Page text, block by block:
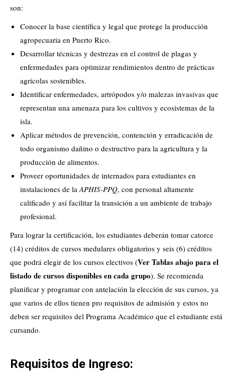
son:
Conocer la base científica y legal que protege la producción
agropecuaria en Puerto Rico.
Desarrollar técnicas y destrezas en el control de plagas y
enfermedades para optimizar rendimientos dentro de prácticas
agrícolas sostenibles.
Identificar enfermedades, artrópodos y/o malezas invasivas que
representan una amenaza para los cultivos y ecosistemas de la
isla.
Aplicar métodos de prevención, contención y erradicación de
todo organismo dañino o destructivo para la agricultura y la
producción de alimentos.
Proveer oportunidades de internados para estudiantes en
instalaciones de laAPHIS-PPQ, con personal altamente
calificado y así facilitar la transición a un ambiente de trabajo
profesional.
Para lograr la certificación, los estudiantes deberán tomar catorce
(14) créditos de cursos medulares obligatorios y seis (6) créditos
que podrá elegir de los cursos electivos (Ver Tablas abajo para el
listado de cursos disponibles en cada grupo). Se recomienda
planificar y programar con antelación la elección de sus cursos, ya
que varios de ellos tienen pro requisitos de admisión y estos no
deben ser requisitos del Programa Académico que el estudiante está
cursando.
Requisitos de Ingreso: